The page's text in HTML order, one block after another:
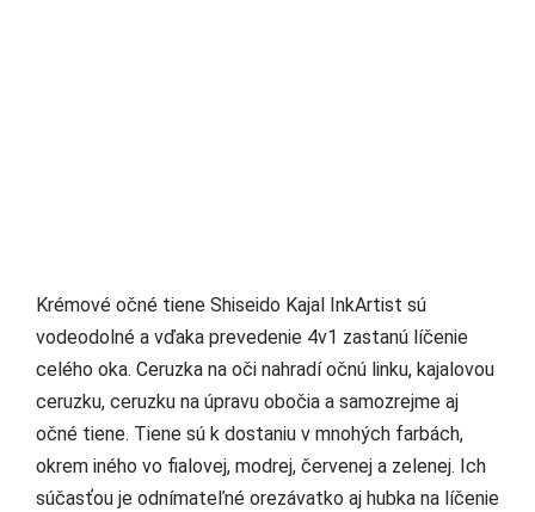
Krémové očné tiene Shiseido Kajal InkArtist sú
vodeodolné a vďaka prevedenie 4v1 zastanú líčenie
celého oka. Ceruzka na oči nahradí očnú linku, kajalovou
ceruzku, ceruzku na úpravu obočia a samozrejme aj
očné tiene. Tiene sú k dostaniu v mnohých farbách,
okrem iného vo fialovej, modrej, červenej a zelenej. Ich
súčasťou je odnímateľné orezávatko aj hubka na líčenie